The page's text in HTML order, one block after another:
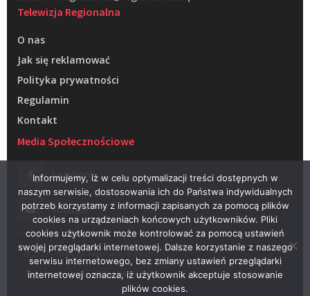
Telewizja Regionalna
O nas
Jak się reklamować
Polityka prywatności
Regulamin
Kontakt
Media Społecznościowe
Facebook
Youtube
© 2022 – Telewizja Regionalna w Żarach
Projektowanie stron WWW –RAGACOM
Informujemy, iż w celu optymalizacji treści dostępnych w
naszym serwisie, dostosowania ich do Państwa indywidualnych
potrzeb korzystamy z informacji zapisanych za pomocą plików
cookies na urządzeniach końcowych użytkowników. Pliki
cookies użytkownik może kontrolować za pomocą ustawień
swojej przeglądarki internetowej. Dalsze korzystanie z naszego
serwisu internetowego, bez zmiany ustawień przeglądarki
internetowej oznacza, iż użytkownik akceptuje stosowanie
plików cookies.